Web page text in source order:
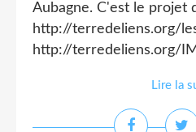
Aubagne. C'est le projet
http://terredeliens.org/
http://terredeliens.org/
Lire la